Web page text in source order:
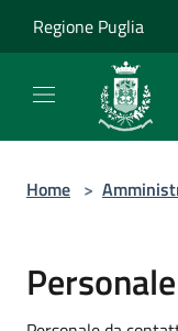
Regione Puglia
Home >